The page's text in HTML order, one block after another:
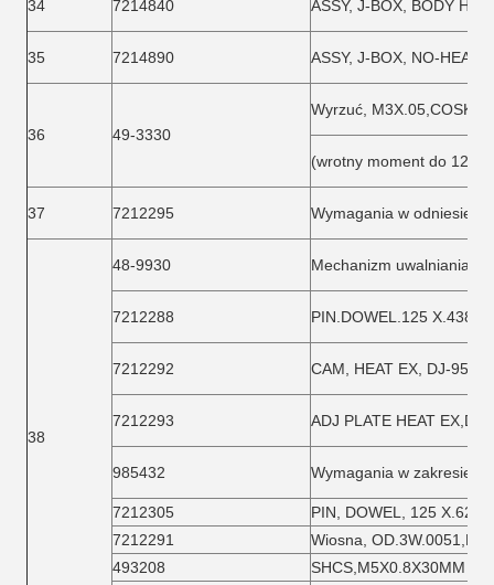
34 7214840 ASSY, J-BOX, BODY
35 7214890 ASSY, J-BOX, NO-HEAT,
36 49-3330
Wyrzuć,
(wrotny moment do 12 in-
37 7212295 Wymagania w
38
48-9930 Mechanizm uwalniania
7212288 PIN.DOWEL.125 X.438LG
7212292 CAM, HEAT EX, DJ-9500
7212293 ADJ PLATE HEAT EX,DJ-
985432 Wymagania w zakresie
7212305
PIN, DOWEL, 125
7212291
Wiosna,
493208
SHCS,M5X0.8X30MM